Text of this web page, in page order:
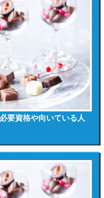
要資格や向いている人